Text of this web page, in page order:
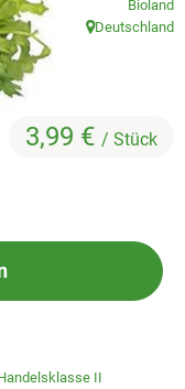
3,99 € / Stück
Bioland
, Herkunft:
Deutschland
Warenkorb
II